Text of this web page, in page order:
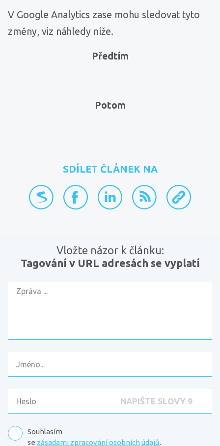
V Google Analytics zase mohu sledovat tyto
změny, viz náhledy níže.
Předtím
Potom
SDÍLET ČLÁNEK NA
přidat na Seznam.cz
sdílet na Facebooku
sdílet na LinkedInu
RSS kanálzkopírovat
Vložte názor k článku:
Tagování v URL adresách se vyplatí
Souhlasím
se zásadami zpracování osobních údajů.